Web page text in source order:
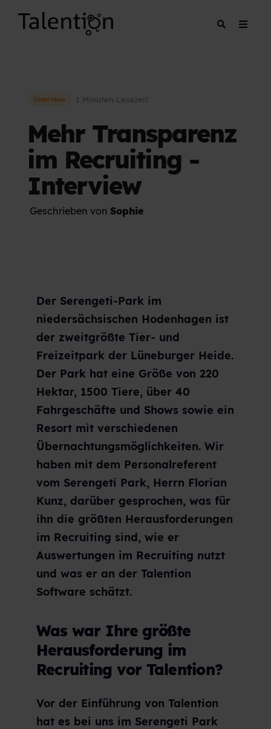
Interview 1 Minuten Lesezeit
Mehr Transparenz
im Recruiting -
Interview
Geschrieben von Sophie
Der Serengeti-Park im
niedersächsischen Hodenhagen ist
der zweitgrößte Tier- und
Freizeitpark der Lüneburger Heide.
Der Park hat eine Größe von 220
Hektar, 1500 Tiere, über 40
Fahrgeschäfte und Shows sowie ein
Resort mit verschiedenen
Übernachtungsmöglichkeiten. Wir
haben mit dem Personalreferent
vom Serengeti Park, Herrn Florian
Kunz, darüber gesprochen, was für
ihn die größten Herausforderungen
im Recruiting sind, wie er
Auswertungen im Recruiting nutzt
und was er an der Talention
Software schätzt.
Was war Ihre größte
Herausforderung im
Recruiting vor Talention?
Vor der Einführung von Talention
hat es bei uns im Serengeti Park